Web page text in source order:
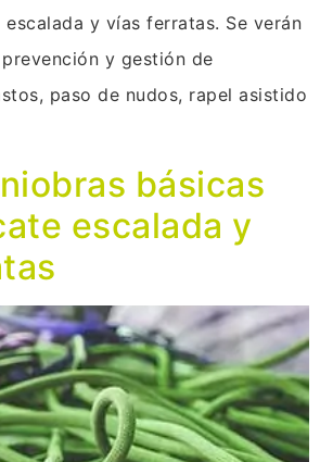
y vías ferratas. Se verán
y gestión de
paso de nudos, rapel asistido
básicas
escalada y